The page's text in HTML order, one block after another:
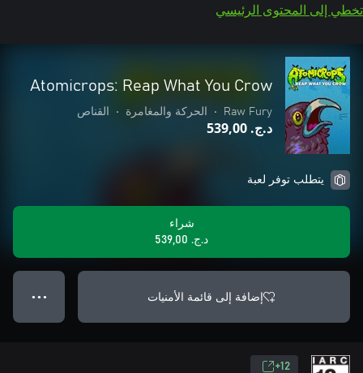
تخطي إلى المحتوى الرئيسي
Atomicrops: Reap What You Crow
Raw Fury
• الحركة والمغامرة • القناص
د.ج.‏ 539,00
يتطلب توفر لعبة
شراء
د.ج.‏ 539,00
إضافة إلى قائمة الأمنيات ● ● ●
12+